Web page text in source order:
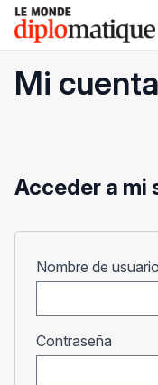
Skip
content
Le monde diplomatique
Mi cuenta
Acceder a mi
Nombre de
Contraseña